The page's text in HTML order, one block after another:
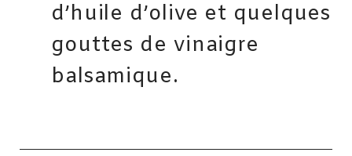
d’huile d’olive et quelques
gouttes de vinaigre
balsamique.